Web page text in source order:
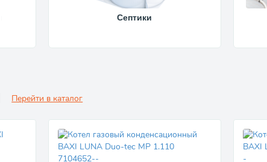
Септики
Перейти в каталог